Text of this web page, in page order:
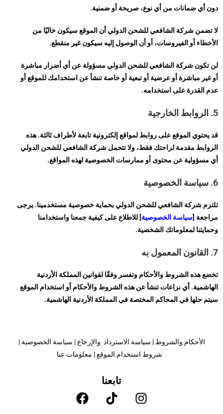
دون أي ضمانات من أي نوع، صريحة أو ضمنية.
لا تضمن شركة الشافعي للشحن الدولي أن الموقع سيكون خاليًا من
الأخطاء أو الفيروسات، أو أن الوصول إليه سيكون غير منقطع.
لن تكون شركة الشافعي للشحن الدولي مسؤولة عن أي أضرار مباشرة
أو غير مباشرة أو عرضية أو تبعية أو خاصة تنشأ عن استخدامك للموقع أو
عدم القدرة على استخدامه.
5. الروابط الخارجية
قد يحتوي الموقع على روابط لمواقع إلكترونية تابعة لأطراف ثالثة. هذه
الروابط مقدمة لراحتك فقط، ولا تتحمل شركة الشافعي للشحن الدولي
أي مسؤولية عن محتوى أو ممارسات الخصوصية لهذه المواقع.
6. سياسة الخصوصية
تلتزم شركة الشافعي للشحن الدولي بحماية خصوصية مستخدمينا. يرجى
مراجعة [سياسة الخصوصية] للاطلاع على كيفية جمعنا واستخدامنا
وحمايتنا لمعلوماتك الشخصية.
7. القانون المعمول به
تخضع هذه الشروط والأحكام وتفسر وفقًا لقوانين المملكة الأردنية
الهاشمية. أي نزاعات تنشأ عن هذه الشروط والأحكام أو استخدام الموقع
سيتم حلها في المحاكم المختصة في المملكة الأردنية الهاشمية.
الأحكام والشروط | سياسة الاسترداد والإرجاع | سياسة الخصوصية |
شروط استخدام الموقع | معلومات عنا
تابعنا